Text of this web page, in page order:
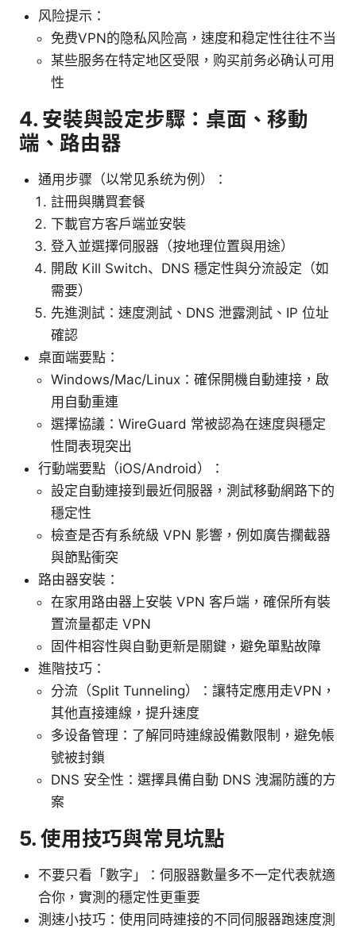
风险提示：
免费VPN的隐私风险高，速度和稳定性往往不当
某些服务在特定地区受限，购买前务必确认可用
性
4. 安裝與設定步驟：桌面、移動
端、路由器
通用步骤（以常见系统为例）：
註冊與購買套餐
下載官方客戶端並安裝
登入並選擇伺服器（按地理位置與用途）
開啟 Kill Switch、DNS 穩定性與分流設定（如
需要）
先進測試：速度測試、DNS 泄露測試、IP 位址
確認
桌面端要點：
Windows/Mac/Linux：確保開機自動連接，啟
用自動重連
選擇協議：WireGuard 常被認為在速度與穩定
性間表現突出
行動端要點（iOS/Android）：
設定自動連接到最近伺服器，測試移動網路下的
穩定性
檢查是否有系統級 VPN 影響，例如廣告攔截器
與節點衝突
路由器安裝：
在家用路由器上安裝 VPN 客戶端，確保所有裝
置流量都走 VPN
固件相容性與自動更新是關鍵，避免單點故障
進階技巧：
分流（Split Tunneling）：讓特定應用走VPN，
其他直接連線，提升速度
多设备管理：了解同時連線設備數限制，避免帳
號被封鎖
DNS 安全性：選擇具備自動 DNS 洩漏防護的方
案
5. 使用技巧與常見坑點
不要只看「數字」：伺服器數量多不一定代表就適
合你，實測的穩定性更重要
測速小技巧：使用同時連接的不同伺服器跑速度測